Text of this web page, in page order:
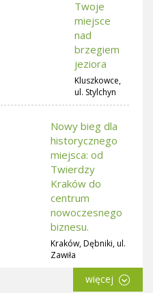
Twoje
miejsce
nad
brzegiem
jeziora
Kluszkowce,
ul. Stylchyn
Nowy bieg dla
historycznego
miejsca: od
Twierdzy
Kraków do
centrum
nowoczesnego
biznesu.
Kraków, Dębniki, ul.
Zawiła
więcej